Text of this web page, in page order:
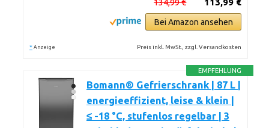
113,99 €
134,99 €
Bei Amazon ansehen
* Anzeige Preis inkl. MwSt., zzgl. Versandkosten
EMPFEHLUNG
Bomann® Gefrierschrank | 87 L |
energieeffizient, leise & klein |
≤ -18 °C, stufenlos regelbar | 3